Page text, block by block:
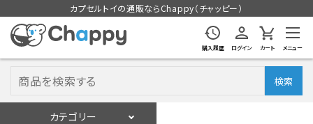
カプセルトイの通販ならChappy（チャッピー）
購入履歴 ログイン カート メニュー
検索
カテゴリー